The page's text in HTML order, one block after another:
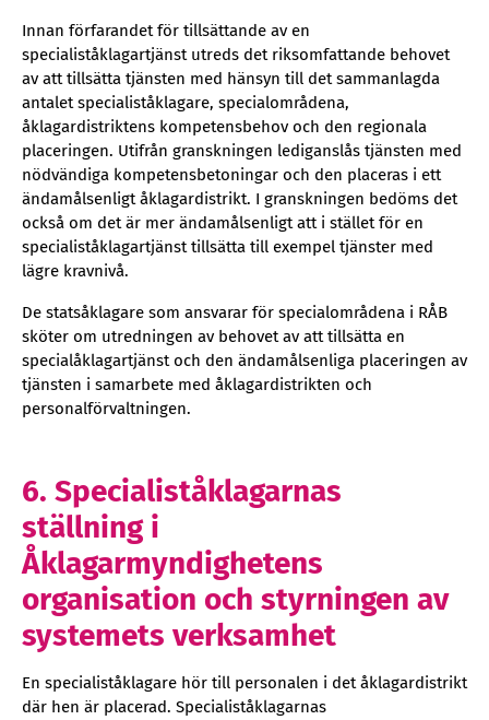
Innan förfarandet för tillsättande av en
specialiståklagartjänst utreds det riksomfattande behovet
av att tillsätta tjänsten med hänsyn till det sammanlagda
antalet specialiståklagare, specialområdena,
åklagardistriktens kompetensbehov och den regionala
placeringen. Utifrån granskningen lediganslås tjänsten med
nödvändiga kompetensbetoningar och den placeras i ett
ändamålsenligt åklagardistrikt. I granskningen bedöms det
också om det är mer ändamålsenligt att i stället för en
specialiståklagartjänst tillsätta till exempel tjänster med
lägre kravnivå.
De statsåklagare som ansvarar för specialområdena i RÅB
sköter om utredningen av behovet av att tillsätta en
specialåklagartjänst och den ändamålsenliga placeringen av
tjänsten i samarbete med åklagardistrikten och
personalförvaltningen.
6. Specialiståklagarnas
ställning i
Åklagarmyndighetens
organisation och styrningen av
systemets verksamhet
En specialiståklagare hör till personalen i det åklagardistrikt
där hen är placerad. Specialiståklagarnas